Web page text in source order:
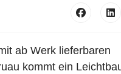
ab Werk lieferbaren
kommt ein